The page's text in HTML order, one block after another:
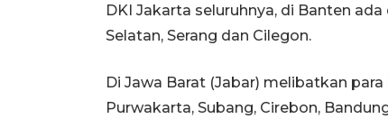
DKI Jakarta seluruhnya, di Banten
Selatan, Serang dan Cilegon.
Di Jawa Barat (Jabar) melibatkan
Purwakarta, Subang, Cirebon,